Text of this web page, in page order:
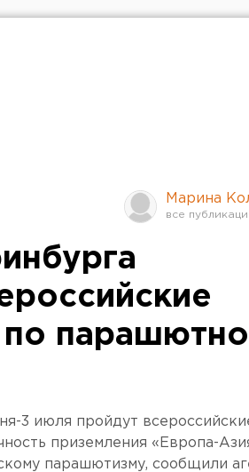
Марина
по
3 июля пройдут
приземления «Европа-
парашютизму, сообщили